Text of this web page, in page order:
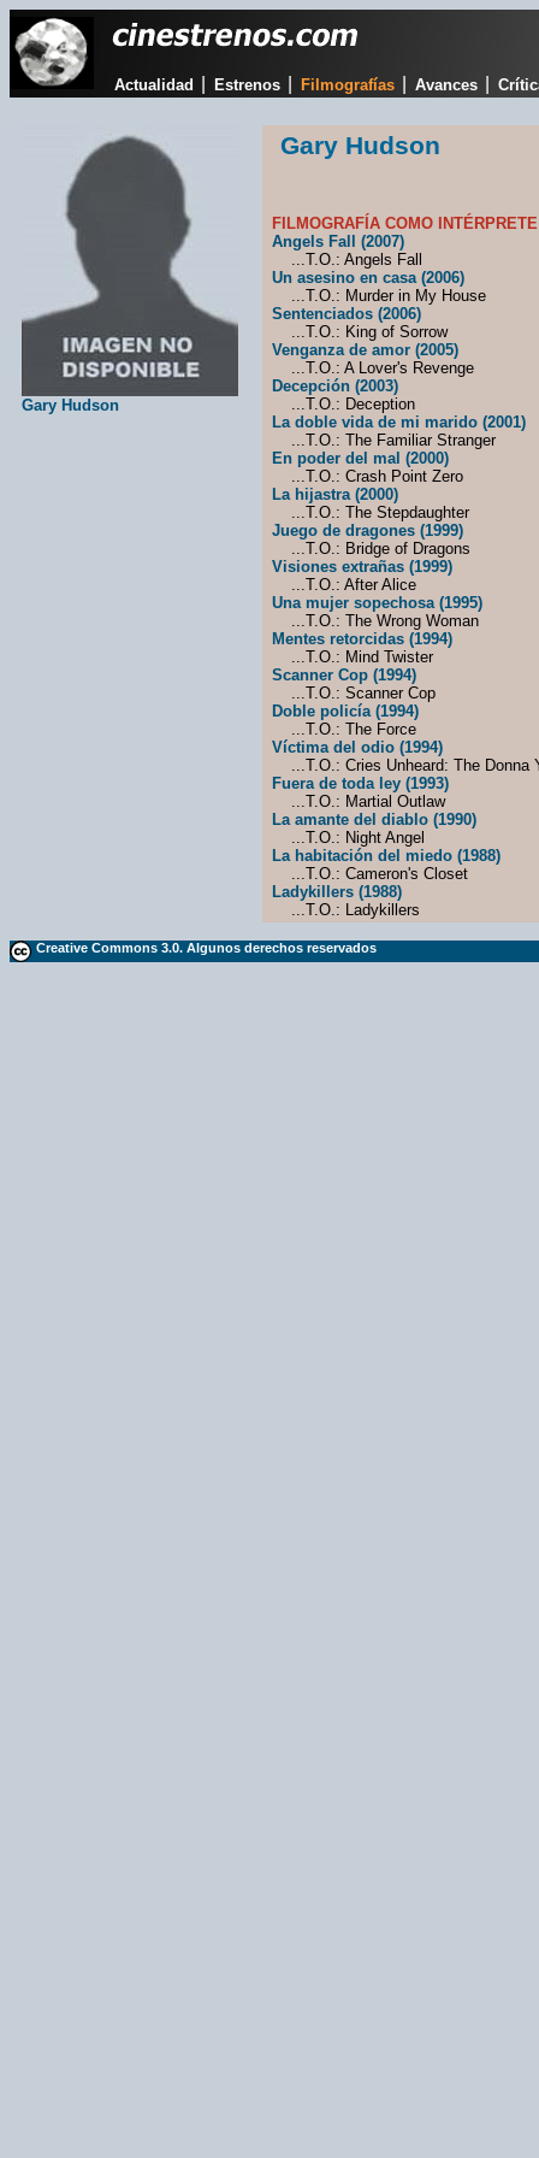
Actualidad Estrenos Filmografías Avances
Gary Hudson
Gary Hudson
FILMOGRAFÍA COMO
Angels Fall (2007)
...T.O.: Angels Fall
Un asesino en casa (2006)
...T.O.: Murder in My House
Sentenciados (2006)
...T.O.: King of Sorrow
Venganza de amor (2005)
...T.O.: A Lover's Revenge
Decepción (2003)
...T.O.: Deception
La doble vida de mi marido (2001)
...T.O.: The Familiar Stranger
En poder del mal (2000)
...T.O.: Crash Point Zero
La hijastra (2000)
...T.O.: The Stepdaughter
Juego de dragones (1999)
...T.O.: Bridge of Dragons
Visiones extrañas (1999)
...T.O.: After Alice
Una mujer sopechosa (1995)
...T.O.: The Wrong Woman
Mentes retorcidas (1994)
...T.O.: Mind Twister
Scanner Cop (1994)
...T.O.: Scanner Cop
Doble policía (1994)
...T.O.: The Force
Víctima del odio (1994)
...T.O.: Cries Unheard: The Donna
Fuera de toda ley (1993)
...T.O.: Martial Outlaw
La amante del diablo (1990)
...T.O.: Night Angel
La habitación del miedo (1988)
...T.O.: Cameron's Closet
Ladykillers (1988)
...T.O.: Ladykillers
Creative Commons 3.0. Algunos derechos reservados